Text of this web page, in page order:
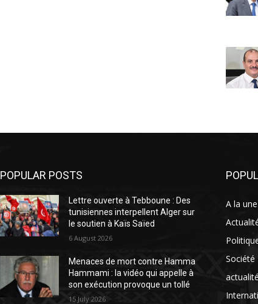
POPULAR POSTS
Lettre ouverte à Tebboune : Des
tunisiennes interpellent Alger sur
le soutien à Kaïs Saïed
6 August 2026
Menaces de mort contre Hamma
Hammami : la vidéo qui appelle à
son exécution provoque un tollé
15 July 2026
A la une
Société